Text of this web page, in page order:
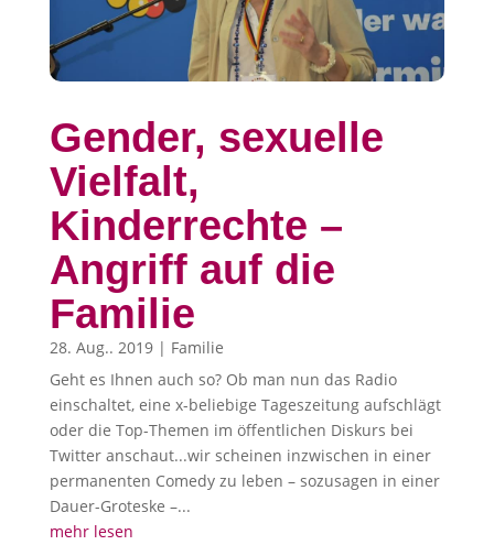
Gender, sexuelle
Vielfalt,
Kinderrechte –
Angriff auf die
Familie
28. Aug.. 2019| Familie
Geht es Ihnen auch so? Ob man nun das Radio
einschaltet, eine x-beliebige Tageszeitung aufschlägt
oder die Top-Themen im öffentlichen Diskurs bei
Twitter anschaut...wir scheinen inzwischen in einer
permanenten Comedy zu leben – sozusagen in einer
Dauer-Groteske –...
mehr lesen